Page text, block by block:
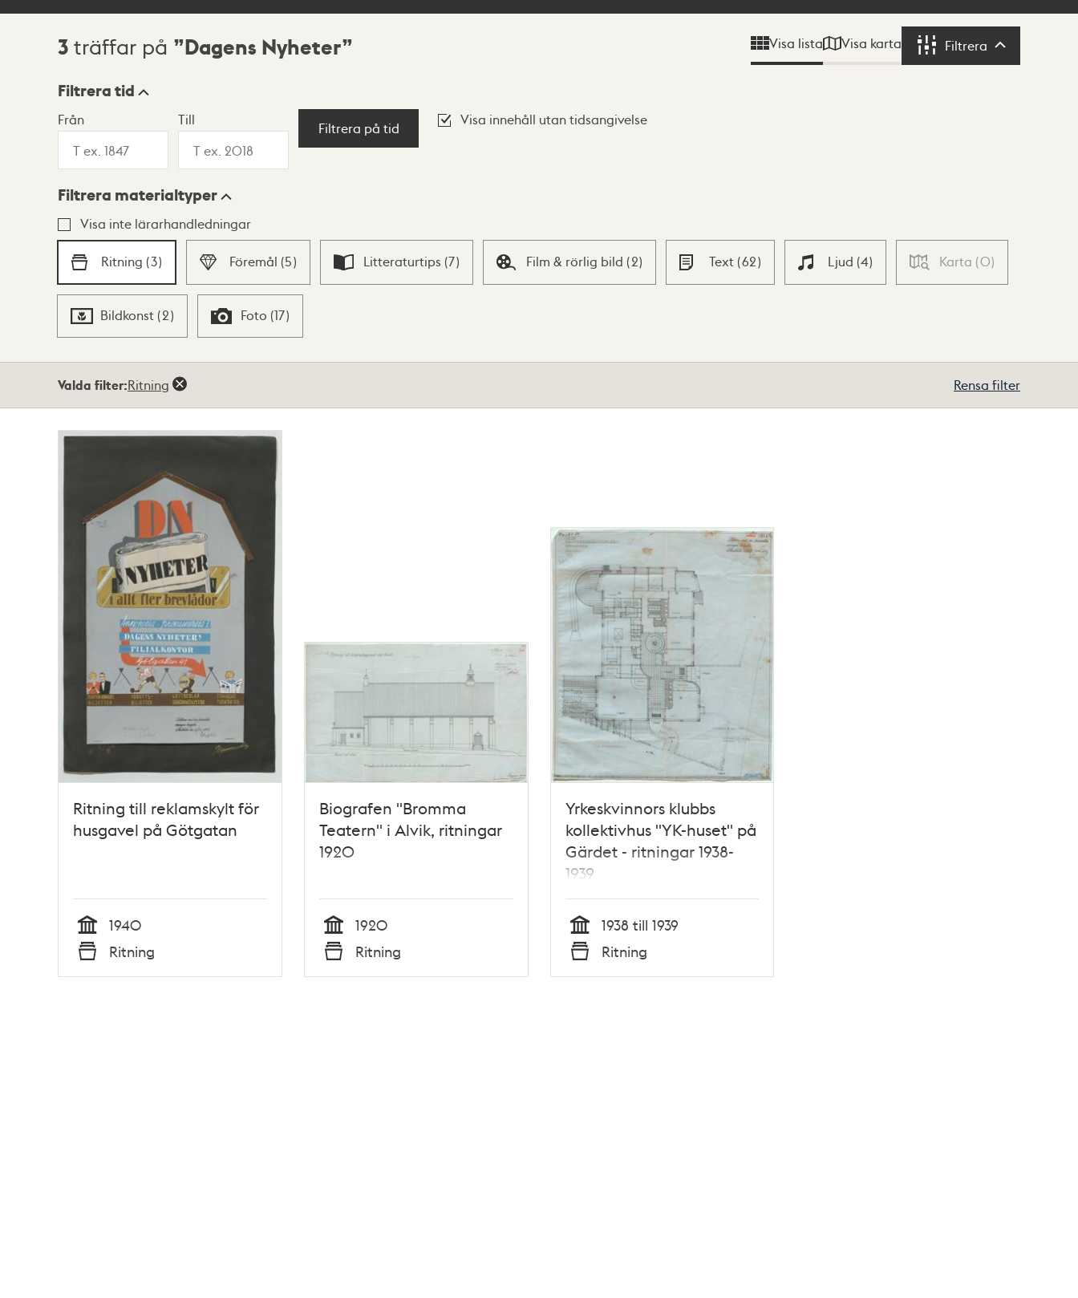
Sökresultat
3 träffar på Dagens Nyheter Visa lista Visa karta Filtrera Filtrera
Visningsläge
Lista Karta
Filtrera tid
Från Till
Filtrera på tid
Visa innehåll utan tidsangivelse
Filtrera materialtyper
Visa inte lärarhandledningar
Ritning (3) Föremål (5) Litteraturtips (7) Film & rörlig bild (2) Text (62) Ljud (4) Karta (0)
Bildkonst (2) Foto (17)
Valda filter:Ritning Rensa filter
Ritning till reklamskylt för
husgavel på Götgatan
Tid
1940
Typ
Ritning
Biografen "Bromma
Teatern" i Alvik, ritningar
1920
Tid
1920
Typ
Ritning
Yrkeskvinnors klubbs
kollektivhus "YK-huset" på
Gärdet - ritningar 1938-
1939
Tid
1938 till 1939
Typ
Ritning